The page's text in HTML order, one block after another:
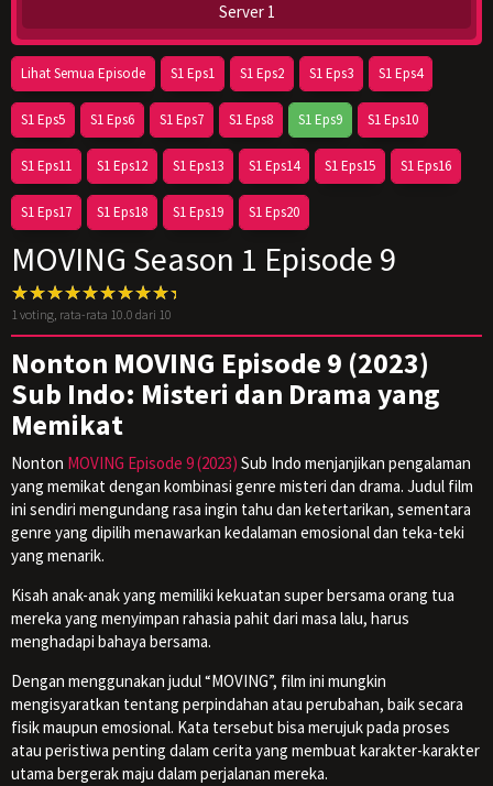
Server 1
Lihat Semua Episode S1 Eps1 S1 Eps2 S1 Eps3 S1 Eps4
S1 Eps5 S1 Eps6 S1 Eps7 S1 Eps8 S1 Eps9 S1 Eps10
S1 Eps11 S1 Eps12 S1 Eps13 S1 Eps14 S1 Eps15 S1 Eps16
S1 Eps17 S1 Eps18 S1 Eps19 S1 Eps20
MOVING Season 1 Episode 9
1voting, rata-rata 10.0 dari 10
Nonton MOVING Episode 9 (2023)
Sub Indo: Misteri dan Drama yang
Memikat
Nonton MOVING Episode 9 (2023) Sub Indo menjanjikan pengalaman
yang memikat dengan kombinasi genre misteri dan drama. Judul film
ini sendiri mengundang rasa ingin tahu dan ketertarikan, sementara
genre yang dipilih menawarkan kedalaman emosional dan teka-teki
yang menarik.
Kisah anak-anak yang memiliki kekuatan super bersama orang tua
mereka yang menyimpan rahasia pahit dari masa lalu, harus
menghadapi bahaya bersama.
Dengan menggunakan judul “MOVING”, film ini mungkin
mengisyaratkan tentang perpindahan atau perubahan, baik secara
fisik maupun emosional. Kata tersebut bisa merujuk pada proses
atau peristiwa penting dalam cerita yang membuat karakter-karakter
utama bergerak maju dalam perjalanan mereka.